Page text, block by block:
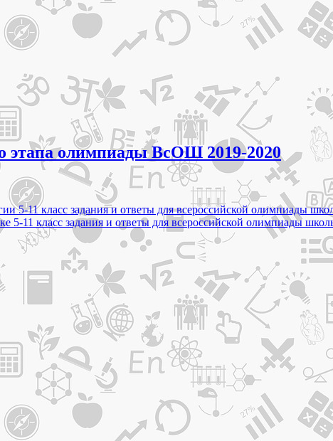
олимпиады ВсОШ 2019-2020
5-11 класс задания и ответы для всероссийской олимпиады
5-11 класс задания и ответы для всероссийской олимпиады